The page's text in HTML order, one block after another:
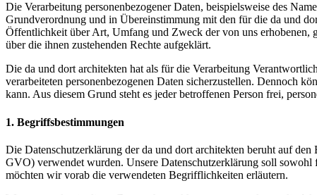
Die Verarbeitung personenbezogener Daten, beispielsweise des
Grundverordnung und in Übereinstimmung mit den für die da und
Öffentlichkeit über Art, Umfang und Zweck der von uns erhobenen,
über die ihnen zustehenden Rechte aufgeklärt.
Die da und dort architekten hat als für die Verarbeitung
verarbeiteten personenbezogenen Daten sicherzustellen. Dennoch
kann. Aus diesem Grund steht es jeder betroffenen Person frei,
1. Begriffsbestimmungen
Die Datenschutzerklärung der da und dort architekten beruht auf
GVO) verwendet wurden. Unsere Datenschutzerklärung soll
möchten wir vorab die verwendeten Begrifflichkeiten erläutern.